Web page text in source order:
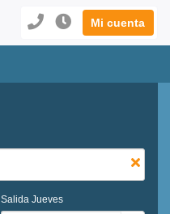
Mi cuenta
Salida Jueves